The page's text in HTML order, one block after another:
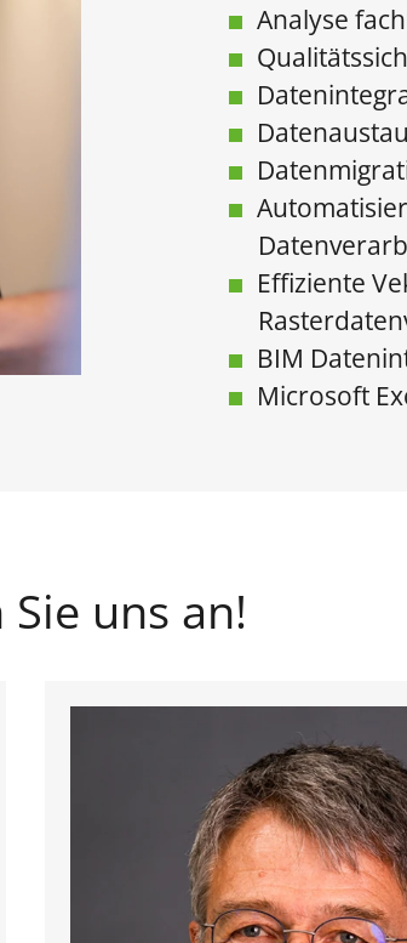
Analyse
Effiziente
BIM
Microsoft
uns an!